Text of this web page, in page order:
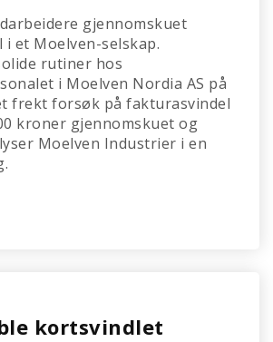
gjennomskuet
et Moelven-selskap.
rutiner hos
i Moelven Nordia AS på
frekt forsøk på fakturasvindel
kroner gjennomskuet og
Moelven Industrier i en
kortsvindlet